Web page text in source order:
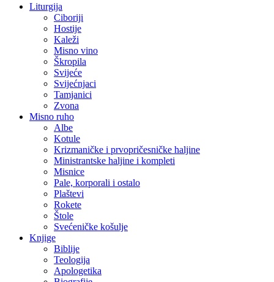
Liturgija
Ciboriji
Hostije
Kaleži
Misno vino
Škropila
Svijeće
Svijećnjaci
Tamjanici
Zvona
Misno ruho
Albe
Kotule
Krizmaničke i prvopričesničke haljine
Ministrantske haljine i kompleti
Misnice
Pale, korporali i ostalo
Plaštevi
Rokete
Štole
Svećeničke košulje
Knjige
Biblije
Teologija
Apologetika